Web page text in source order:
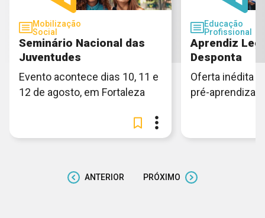
Mobilização
Social
Seminário Nacional das
Juventudes
Evento acontece dias 10, 11 e
12 de agosto, em Fortaleza
Educação
Profissional
Aprendiz
Desponta
Oferta inédita
pré-
ANTERIOR PRÓXIMO